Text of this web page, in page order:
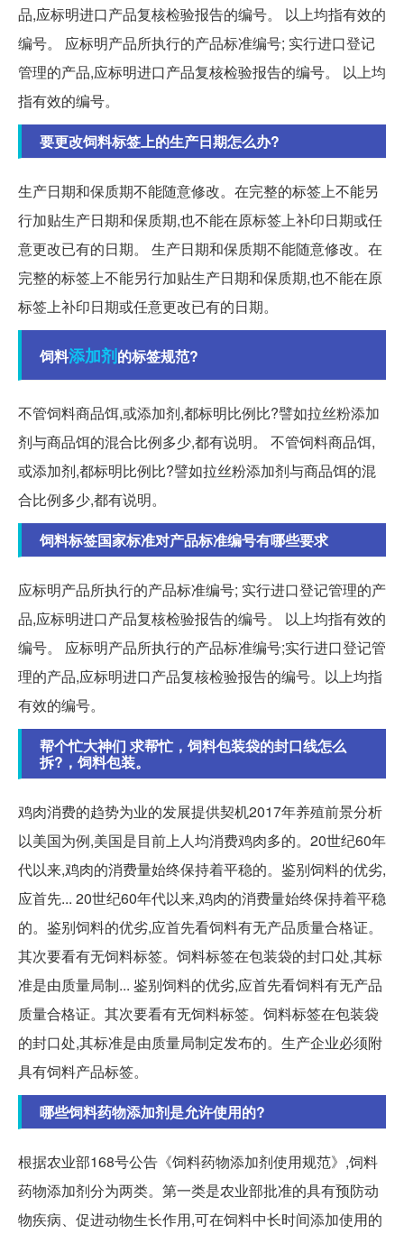
品,应标明进口产品复核检验报告的编号。 以上均指有效的
编号。 应标明产品所执行的产品标准编号; 实行进口登记
管理的产品,应标明进口产品复核检验报告的编号。 以上均
指有效的编号。
要更改饲料标签上的生产日期怎么办?
生产日期和保质期不能随意修改。在完整的标签上不能另
行加贴生产日期和保质期,也不能在原标签上补印日期或任
意更改已有的日期。 生产日期和保质期不能随意修改。在
完整的标签上不能另行加贴生产日期和保质期,也不能在原
标签上补印日期或任意更改已有的日期。
饲料添加剂的标签规范?
不管饲料商品饵,或添加剂,都标明比例比?譬如拉丝粉添加
剂与商品饵的混合比例多少,都有说明。 不管饲料商品饵,
或添加剂,都标明比例比?譬如拉丝粉添加剂与商品饵的混
合比例多少,都有说明。
饲料标签国家标准对产品标准编号有哪些要求
应标明产品所执行的产品标准编号; 实行进口登记管理的产
品,应标明进口产品复核检验报告的编号。 以上均指有效的
编号。 应标明产品所执行的产品标准编号;实行进口登记管
理的产品,应标明进口产品复核检验报告的编号。以上均指
有效的编号。
帮个忙大神们 求帮忙，饲料包装袋的封口线怎么
拆?，饲料包装。
鸡肉消费的趋势为业的发展提供契机2017年养殖前景分析
以美国为例,美国是目前上人均消费鸡肉多的。20世纪60年
代以来,鸡肉的消费量始终保持着平稳的。鉴别饲料的优劣,
应首先... 20世纪60年代以来,鸡肉的消费量始终保持着平稳
的。鉴别饲料的优劣,应首先看饲料有无产品质量合格证。
其次要看有无饲料标签。饲料标签在包装袋的封口处,其标
准是由质量局制... 鉴别饲料的优劣,应首先看饲料有无产品
质量合格证。其次要看有无饲料标签。饲料标签在包装袋
的封口处,其标准是由质量局制定发布的。生产企业必须附
具有饲料产品标签。
哪些饲料药物添加剂是允许使用的?
根据农业部168号公告《饲料药物添加剂使用规范》,饲料
药物添加剂分为两类。第一类是农业部批准的具有预防动
物疾病、促进动物生长作用,可在饲料中长时间添加使用的